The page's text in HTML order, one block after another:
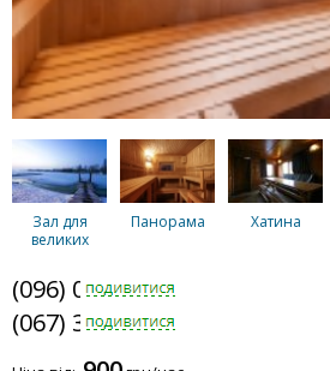
Зал для
великих
Панорама Хатина
(096) 011-2010
(067) 398-6810